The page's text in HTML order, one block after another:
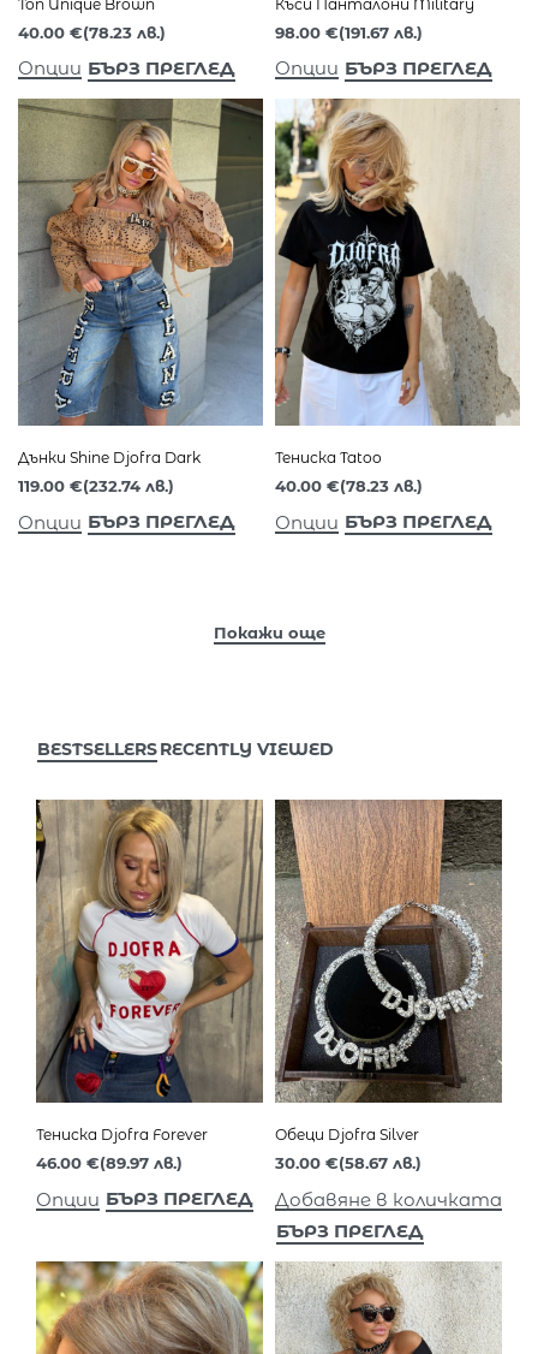
Топ Unique Brown
40.00 €(78.23 лв.)
Опции БЪРЗ ПРЕГЛЕД
Къси Панталони Military
98.00 €(191.67 лв.)
Опции БЪРЗ ПРЕГЛЕД
Дънки Shine Djofra Dark
119.00 €(232.74 лв.)
Опции БЪРЗ ПРЕГЛЕД
Тениска Tatoo
40.00 €(78.23 лв.)
Опции БЪРЗ ПРЕГЛЕД
BESTSELLERSRECENTLY VIEWED
Тениска Djofra Forever
46.00 €(89.97 лв.)
Опции БЪРЗ ПРЕГЛЕД
Обеци Djofra Silver
30.00 €(58.67 лв.)
Добавяне в количката
БЪРЗ ПРЕГЛЕД